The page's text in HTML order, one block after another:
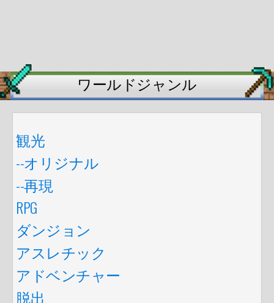
ワールドジャンル
観光
--オリジナル
--再現
RPG
ダンジョン
アスレチック
アドベンチャー
脱出